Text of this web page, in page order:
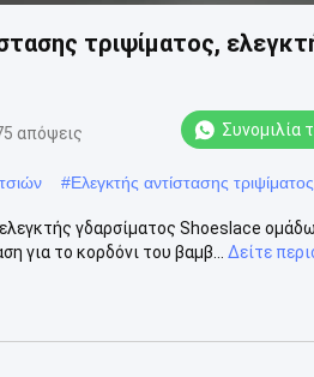
τριψίματος,
απόψεις Συνομιλία
#Ελεγκτής αντίστασης τριψίματος
γδαρσίματος Shoeslace
για το κορδόνι του βαμβ...
Δείτε